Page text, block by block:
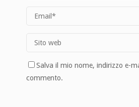
Salva il mio nome, indirizzo e-
commento.